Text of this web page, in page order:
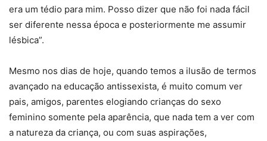
era um tédio para mim. Posso dizer que não foi nada fácil
ser diferente nessa época e posteriormente me assumir
lésbica”.
Mesmo nos dias de hoje, quando temos a ilusão de termos
avançado na educação antissexista, é muito comum ver
pais, amigos, parentes elogiando crianças do sexo
feminino somente pela aparência, que nada tem a ver com
a natureza da criança, ou com suas aspirações,